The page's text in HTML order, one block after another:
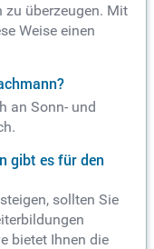
zu überzeugen. Mit
Weise einen
an Sonn- und
gibt es für den
sollten Sie
bietet Ihnen die